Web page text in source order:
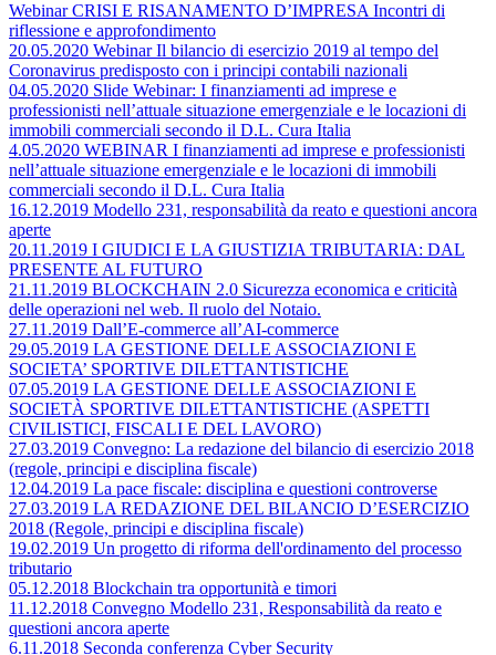
Webinar CRISI E RISANAMENTO D’IMPRESA Incontri di
riflessione e approfondimento
20.05.2020 Webinar Il bilancio di esercizio 2019 al tempo del
Coronavirus predisposto con i principi contabili nazionali
04.05.2020 Slide Webinar: I finanziamenti ad imprese e
professionisti nell’attuale situazione emergenziale e le locazioni di
immobili commerciali secondo il D.L. Cura Italia
4.05.2020 WEBINAR I finanziamenti ad imprese e professionisti
nell’attuale situazione emergenziale e le locazioni di immobili
commerciali secondo il D.L. Cura Italia
16.12.2019 Modello 231, responsabilità da reato e questioni ancora
aperte
20.11.2019 I GIUDICI E LA GIUSTIZIA TRIBUTARIA: DAL
PRESENTE AL FUTURO
21.11.2019 BLOCKCHAIN 2.0 Sicurezza economica e criticità
delle operazioni nel web. Il ruolo del Notaio.
27.11.2019 Dall’E-commerce all’AI-commerce
29.05.2019 LA GESTIONE DELLE ASSOCIAZIONI E
SOCIETA’ SPORTIVE DILETTANTISTICHE
07.05.2019 LA GESTIONE DELLE ASSOCIAZIONI E
SOCIETÀ SPORTIVE DILETTANTISTICHE (ASPETTI
CIVILISTICI, FISCALI E DEL LAVORO)
27.03.2019 Convegno: La redazione del bilancio di esercizio 2018
(regole, principi e disciplina fiscale)
12.04.2019 La pace fiscale: disciplina e questioni controverse
27.03.2019 LA REDAZIONE DEL BILANCIO D’ESERCIZIO
2018 (Regole, principi e disciplina fiscale)
19.02.2019 Un progetto di riforma dell'ordinamento del processo
tributario
05.12.2018 Blockchain tra opportunità e timori
11.12.2018 Convegno Modello 231, Responsabilità da reato e
questioni ancora aperte
6.11.2018 Seconda conferenza Cyber Security